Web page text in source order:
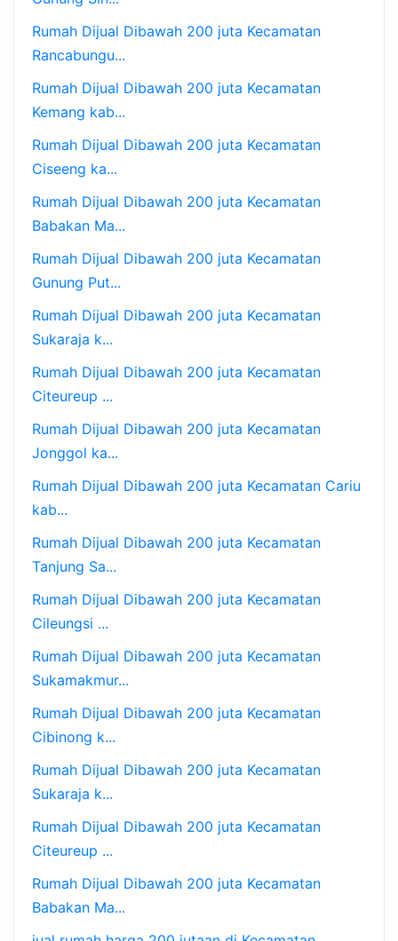
Rumah Dijual Dibawah 200 juta Kecamatan
Rancabungu...
Rumah Dijual Dibawah 200 juta Kecamatan
Kemang kab...
Rumah Dijual Dibawah 200 juta Kecamatan
Ciseeng ka...
Rumah Dijual Dibawah 200 juta Kecamatan
Babakan Ma...
Rumah Dijual Dibawah 200 juta Kecamatan
Gunung Put...
Rumah Dijual Dibawah 200 juta Kecamatan
Sukaraja k...
Rumah Dijual Dibawah 200 juta Kecamatan
Citeureup ...
Rumah Dijual Dibawah 200 juta Kecamatan
Jonggol ka...
Rumah Dijual Dibawah 200 juta Kecamatan Cariu
kab...
Rumah Dijual Dibawah 200 juta Kecamatan
Tanjung Sa...
Rumah Dijual Dibawah 200 juta Kecamatan
Cileungsi ...
Rumah Dijual Dibawah 200 juta Kecamatan
Sukamakmur...
Rumah Dijual Dibawah 200 juta Kecamatan
Cibinong k...
Rumah Dijual Dibawah 200 juta Kecamatan
Sukaraja k...
Rumah Dijual Dibawah 200 juta Kecamatan
Citeureup ...
Rumah Dijual Dibawah 200 juta Kecamatan
Babakan Ma...